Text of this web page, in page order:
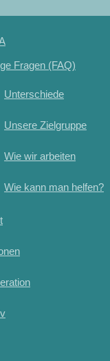
Fragen (FAQ)
Unterschiede
Unsere Zielgruppe
Wie wir arbeiten
Wie kann man helfen?